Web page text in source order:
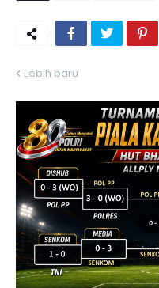
Lebih baru